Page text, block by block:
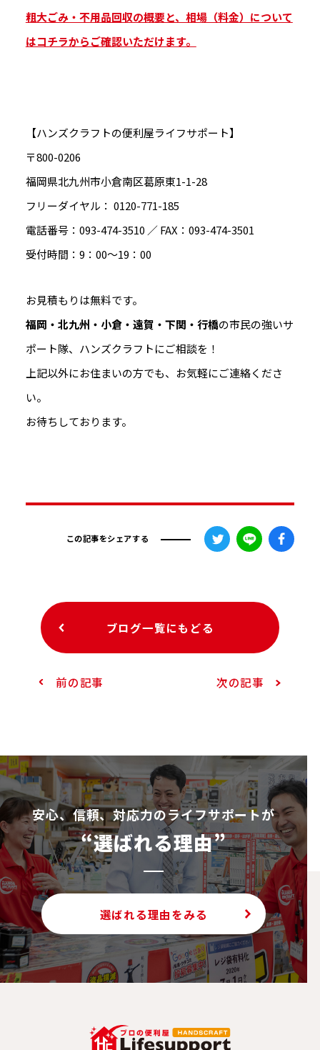
粗大ごみ・不用品回収の概要と、相場（料金）について
はコチラからご確認いただけます。
【ハンズクラフトの便利屋ライフサポート】
〒800-0206
福岡県北九州市小倉南区葛原東1-1-28
フリーダイヤル： 0120-771-185
電話番号：093-474-3510 ／ FAX：093-474-3501
受付時間：9：00～19：00
お見積もりは無料です。
福岡・北九州・小倉・遠賀・下関・行橋の市民の強いサ
ポート隊、ハンズクラフトにご相談を！
上記以外にお住まいの方でも、お気軽にご連絡くださ
い。
お待ちしております。
この記事をシェアする
前の記事
ブログ一覧にもどる
次の記事
安⼼、信頼、対応⼒のライフサポートが
“選ばれる理由”
選ばれる理由をみる